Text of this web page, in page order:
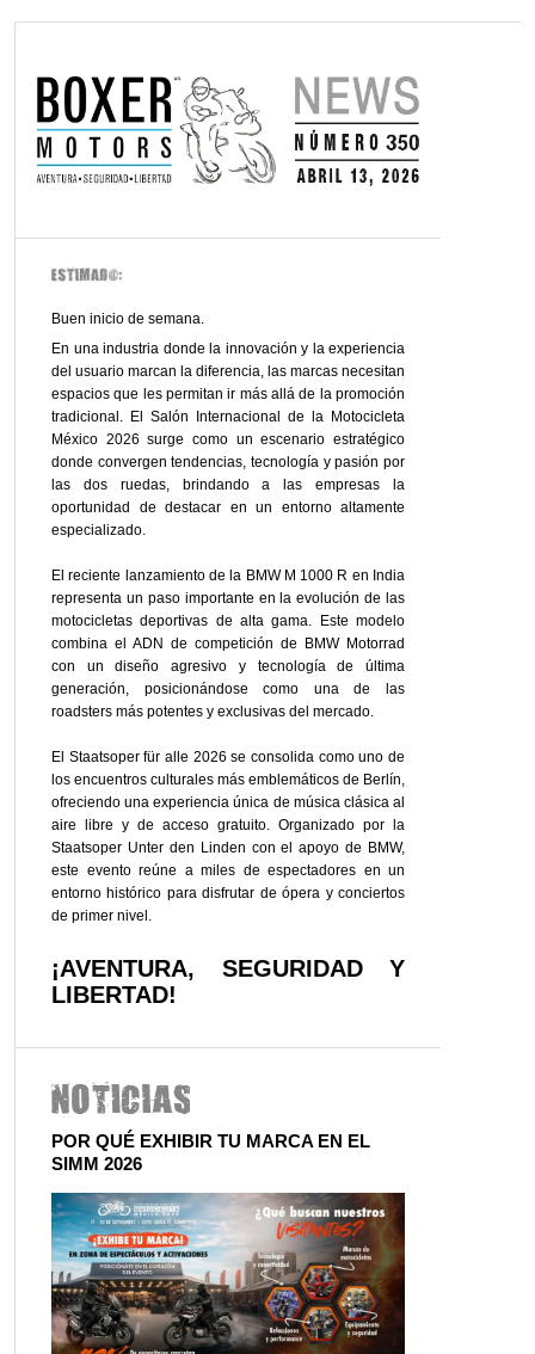
Buen inicio de semana.
En una industria donde la innovación y la experiencia
del usuario marcan la diferencia, las marcas necesitan
espacios que les permitan ir más allá de la promoción
tradicional. El Salón Internacional de la Motocicleta
México 2026 surge como un escenario estratégico
donde convergen tendencias, tecnología y pasión por
las dos ruedas, brindando a las empresas la
oportunidad de destacar en un entorno altamente
especializado.
El reciente lanzamiento de la BMW M 1000 R en India
representa un paso importante en la evolución de las
motocicletas deportivas de alta gama. Este modelo
combina el ADN de competición de BMW Motorrad
con un diseño agresivo y tecnología de última
generación, posicionándose como una de las
roadsters más potentes y exclusivas del mercado.
El Staatsoper für alle 2026 se consolida como uno de
los encuentros culturales más emblemáticos de Berlín,
ofreciendo una experiencia única de música clásica al
aire libre y de acceso gratuito. Organizado por la
Staatsoper Unter den Linden con el apoyo de BMW,
este evento reúne a miles de espectadores en un
entorno histórico para disfrutar de ópera y conciertos
de primer nivel.
¡AVENTURA, SEGURIDAD Y
LIBERTAD!
POR QUÉ EXHIBIR TU MARCA EN EL
SIMM 2026